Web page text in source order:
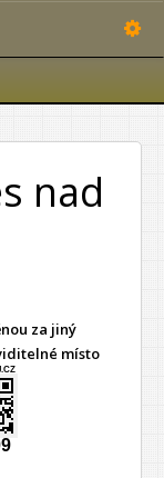
nad
za jiný
místo